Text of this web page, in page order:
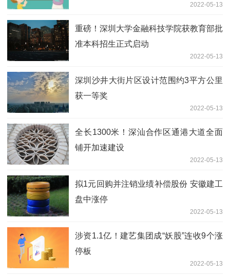
2022-05-13
重磅！深圳大学金融科技学院获教育部批
准本科招生正式启动
2022-05-13
深圳沙井大街片区设计范围约3平方公里
获一等奖
2022-05-13
全长1300米！深汕合作区通港大道全面
铺开加速建设
2022-05-13
拟1元回购并注销业绩补偿股份 安徽建工
盘中涨停
2022-05-13
涉资1.1亿！建艺集团成“妖股”连收9个涨
停板
2022-05-13